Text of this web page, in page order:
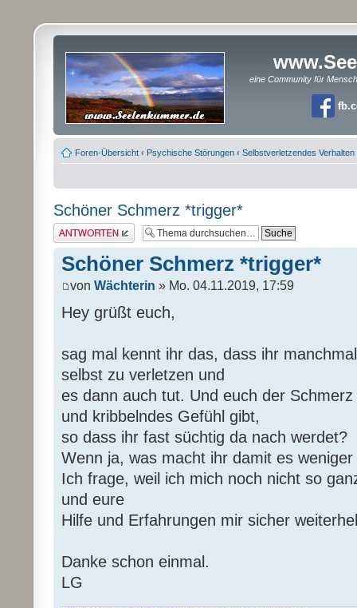
eine Community für
Foren-Übersicht ‹ Psychische Störungen ‹ Selbstverletzendes Verhalten
Schöner Schmerz *trigger*
Antwort erstellen
Schöner Schmerz *trigger*
von Wächterin » Mo. 04.11.2019, 17:59
Hey grüßt euch,
sag mal kennt ihr das, dass ihr
selbst zu verletzen und
es dann auch tut. Und euch der
und kribbelndes Gefühl gibt,
so dass ihr fast süchtig da nach werdet?
Wenn ja, was macht ihr damit es
Ich frage, weil ich mich noch nicht so
und eure
Hilfe und Erfahrungen mir sicher
Danke schon einmal.
LG